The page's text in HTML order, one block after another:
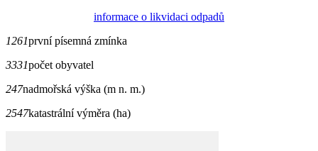
informace o likvidaci odpadů
1261první písemná zmínka
3331počet obyvatel
247nadmořská výška (m n. m.)
2547katastrální výměra (ha)